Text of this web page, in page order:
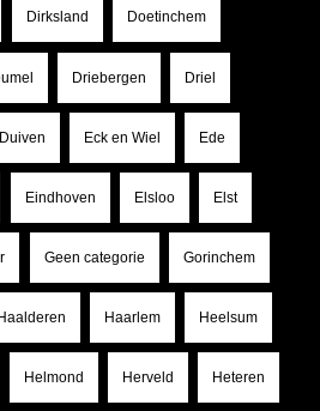
Dirksland Doetinchem
Driebergen Driel
Duiven Eck en Wiel Ede
Eindhoven Elsloo Elst
Geen categorie Gorinchem
Haarlem Heelsum
Helmond Herveld Heteren